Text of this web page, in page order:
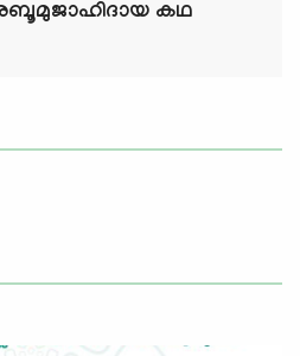
കഥ